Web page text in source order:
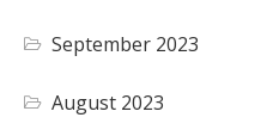
September 2023
August 2023